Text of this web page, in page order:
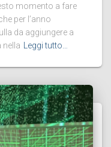
momento a fare
per l’anno
da aggiungere a
nella
Leggi tutto…